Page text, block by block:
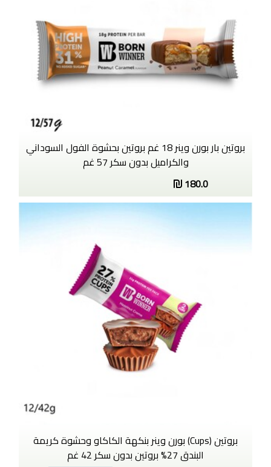
بروتين بار بورن وينر 18 غم بروتين بحشوة الفول السوداني
والكراميل بدون سكر 57 غم
180.0
بروتين (Cups) بورن وينر بنكهة الكاكاو وحشوة كريمة
البندق 27% بروتين بدون سكر 42 غم